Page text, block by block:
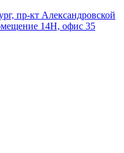
пр-кт Александровской
14Н, офис 35